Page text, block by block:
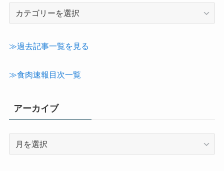
テ
≫過去記事一覧を見る
≫食肉速報目次一覧
アーカイブ